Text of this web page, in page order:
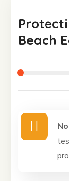
Beach